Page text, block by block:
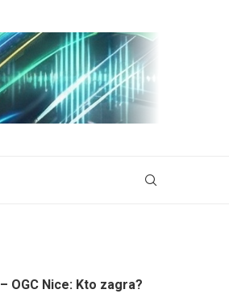
OGC Nice: Kto zagra?